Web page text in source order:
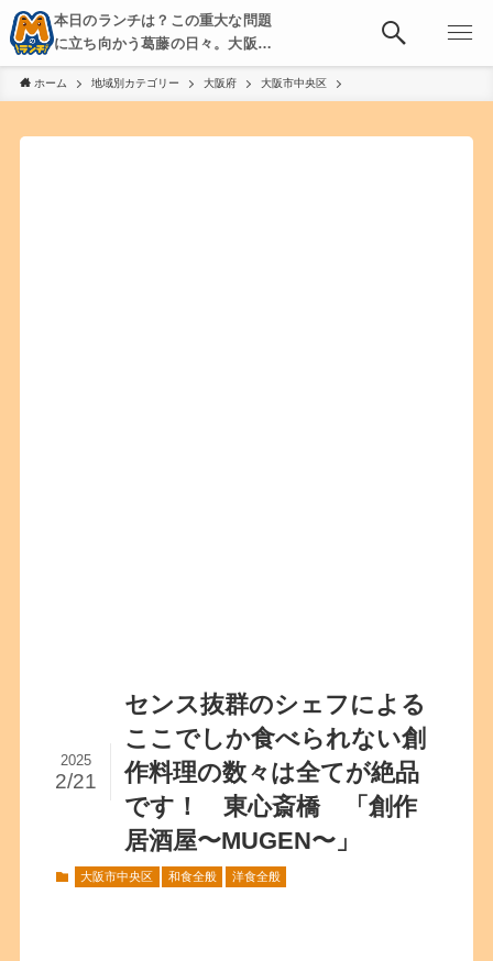
本日のランチは？この重大な問題
に立ち向かう葛藤の日々。大阪・
京都・神戸を中心とした食べ歩
き、飲み歩きを綴る。
ホーム 地域別カテゴリー 大阪府 大阪市中央区
センス抜群のシェフによる
ここでしか食べられない創
作料理の数々は全てが絶品
です！ 東心斎橋 「創作
居酒屋〜MUGEN〜」
2025
2/21
大阪市中央区 和食全般 洋食全般